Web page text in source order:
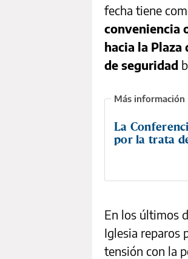
fecha tiene
conveniencia
hacia la
de seguridad
La
por la trata
En los últimos
Iglesia reparos
tensión con la